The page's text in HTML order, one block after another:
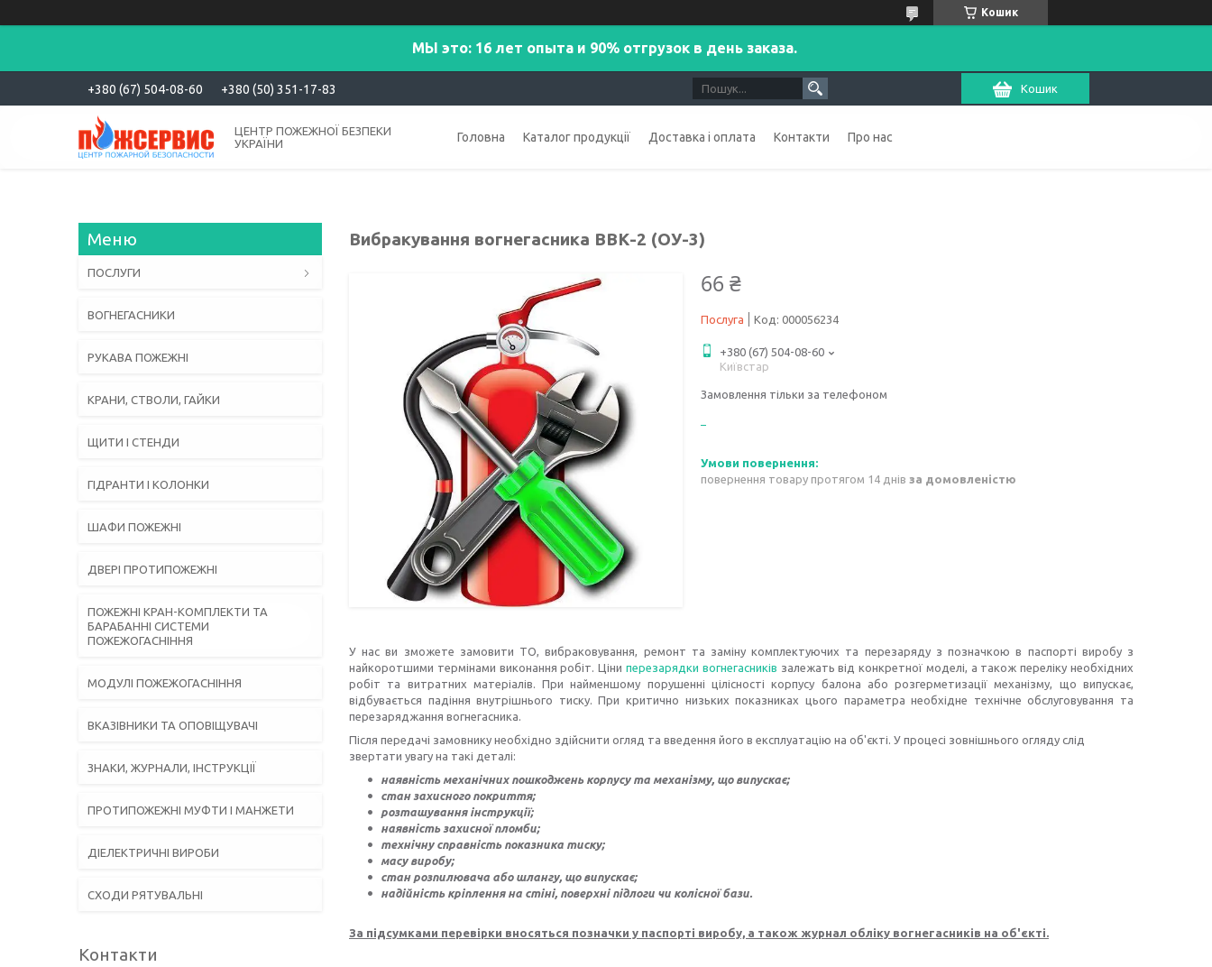
Кошик
МЫ это: 16 лет опыта и 90% отгрузок в день заказа.
+380 (67) 504-08-60 +380 (50) 351-17-83 Кошик
ЦЕНТР ПОЖЕЖНОЇ БЕЗПЕКИ
УКРАЇНИ
Головна Каталог продукції Доставка і оплата Контакти Про нас
Вибракування вогнегасника ВВК-2 (ОУ-3)
66 ₴
Послуга Код: 000056234
+380 (67) 504-08-60
Київстар
Замовлення тільки за телефоном
повернення товару протягом 14 днів за домовленістю
У нас ви зможете замовити ТО, вибраковування, ремонт та заміну комплектуючих та перезаряду з позначкою в паспорті виробу з
найкоротшими термінами виконання робіт. Ціни перезарядки вогнегасників залежать від конкретної моделі, а також переліку необхідних
робіт та витратних матеріалів. При найменшому порушенні цілісності корпусу балона або розгерметизації механізму, що випускає,
відбувається падіння внутрішнього тиску. При критично низьких показниках цього параметра необхідне технічне обслуговування та
перезаряджання вогнегасника.
Після передачі замовнику необхідно здійснити огляд та введення його в експлуатацію на об'єкті. У процесі зовнішнього огляду слід
звертати увагу на такі деталі:
наявність механічних пошкоджень корпусу та механізму, що випускає;
стан захисного покриття;
розташування інструкції;
наявність захисної пломби;
технічну справність показника тиску;
масу виробу;
стан розпилювача або шлангу, що випускає;
надійність кріплення на стіні, поверхні підлоги чи колісної бази.
За підсумками перевірки вносяться позначки у паспорті виробу, а також журнал обліку вогнегасників на об'єкті.
ПОСЛУГИ
ВОГНЕГАСНИКИ
РУКАВА ПОЖЕЖНІ
КРАНИ, СТВОЛИ, ГАЙКИ
ЩИТИ І СТЕНДИ
ГІДРАНТИ І КОЛОНКИ
ШАФИ ПОЖЕЖНІ
ДВЕРІ ПРОТИПОЖЕЖНІ
ПОЖЕЖНІ КРАН-КОМПЛЕКТИ ТА
БАРАБАННІ СИСТЕМИ
ПОЖЕЖОГАСНІННЯ
МОДУЛІ ПОЖЕЖОГАСНІННЯ
ВКАЗІВНИКИ ТА ОПОВІЩУВАЧІ
ЗНАКИ, ЖУРНАЛИ, ІНСТРУКЦІЇ
ПРОТИПОЖЕЖНІ МУФТИ І МАНЖЕТИ
ДІЕЛЕКТРИЧНІ ВИРОБИ
СХОДИ РЯТУВАЛЬНІ
Контакти